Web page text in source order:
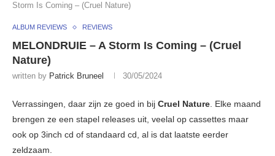
Storm Is Coming – (Cruel Nature)
ALBUM REVIEWS REVIEWS
MELONDRUIE – A Storm Is Coming – (Cruel
Nature)
written by Patrick Bruneel 30/05/2024
Verrassingen, daar zijn ze goed in bij Cruel Nature. Elke maand
brengen ze een stapel releases uit, veelal op cassettes maar
ook op 3inch cd of standaard cd, al is dat laatste eerder
zeldzaam.